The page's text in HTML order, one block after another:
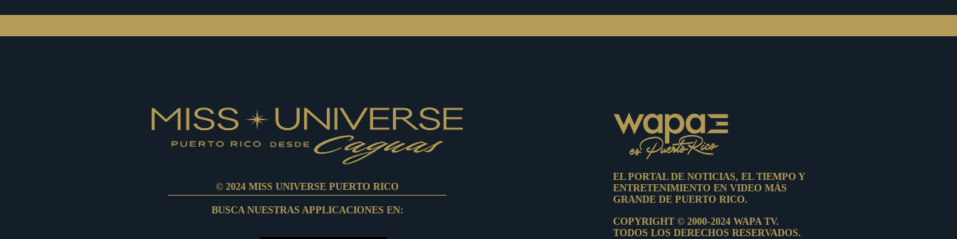
© 2024 MISS UNIVERSE PUERTO RICO
BUSCA NUESTRAS APPLICACIONES EN:
EL PORTAL DE NOTICIAS, EL TIEMPO Y
ENTRETENIMIENTO EN VIDEO MÁS
GRANDE DE PUERTO RICO.
COPYRIGHT © 2000-2024 WAPA TV.
TODOS LOS DERECHOS RESERVADOS.